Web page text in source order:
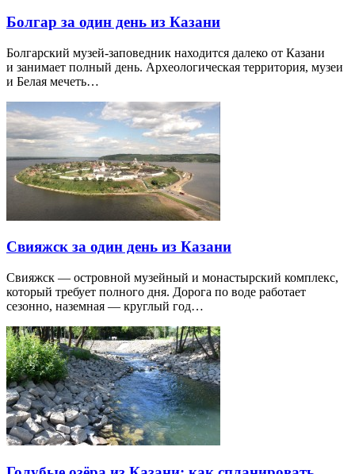
Болгар за один день из Казани
Болгарский музей-заповедник находится далеко от Казани
и занимает полный день. Археологическая территория, музеи
и Белая мечеть…
Свияжск за один день из Казани
Свияжск — островной музейный и монастырский комплекс,
который требует полного дня. Дорога по воде работает
сезонно, наземная — круглый год…